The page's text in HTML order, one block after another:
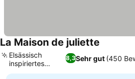
La Maison de juliette
8,3Sehr gut (450
Elsässisch
inspiriertes
Dekor